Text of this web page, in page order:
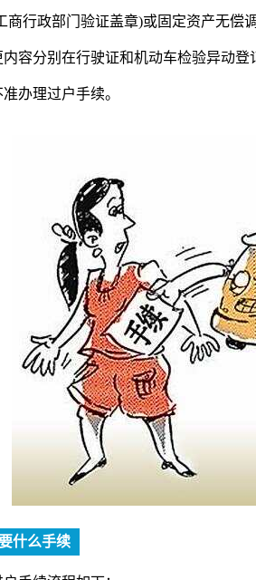
商行政部门验证盖章)或固定资产无偿
容分别在行驶证和机动车检验异动
办理过户手续。
什么手续